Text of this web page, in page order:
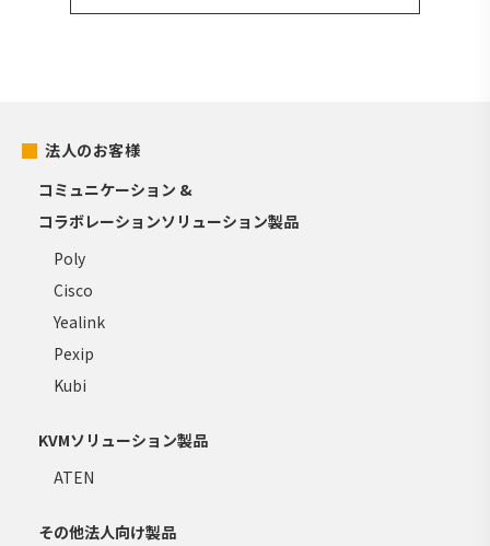
法人のお客様
コミュニケーション &
コラボレーションソリューション製品
Poly
Cisco
Yealink
Pexip
Kubi
KVMソリューション製品
ATEN
その他法人向け製品